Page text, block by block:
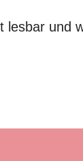
lesbar und